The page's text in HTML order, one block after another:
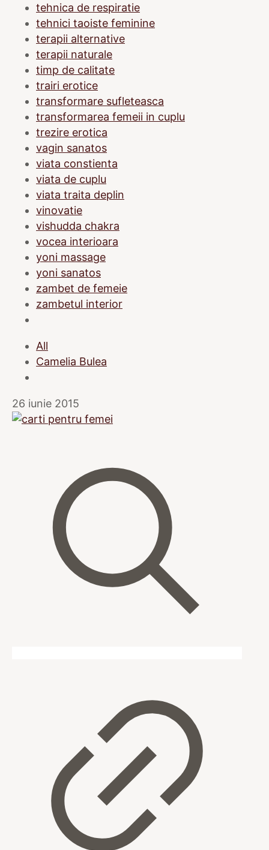
tehnica de respiratie
tehnici taoiste feminine
terapii alternative
terapii naturale
timp de calitate
trairi erotice
transformare sufleteasca
transformarea femeii in cuplu
trezire erotica
vagin sanatos
viata constienta
viata de cuplu
viata traita deplin
vinovatie
vishudda chakra
vocea interioara
yoni massage
yoni sanatos
zambet de femeie
zambetul interior
All
Camelia Bulea
26 iunie 2015